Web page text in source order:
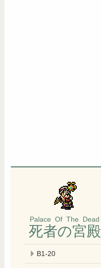
死者の宮殿
Palace Of The Dead
B1-20